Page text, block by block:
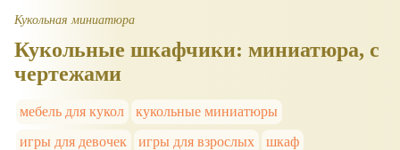
Кукольная миниатюра
Кукольные шкафчики: миниатюра, с
чертежами
мебель для кукол
кукольные миниатюры
игры для девочек
игры для взрослых шкаф